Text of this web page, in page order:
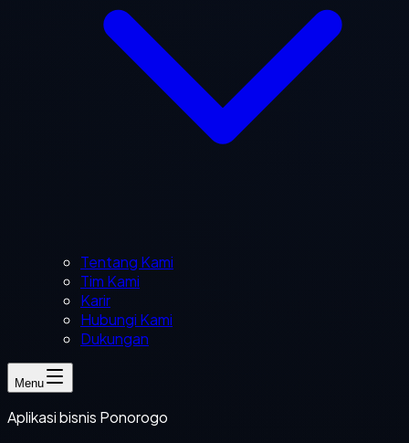
Tentang Kami
Tim Kami
Karir
Hubungi Kami
Dukungan
Menu
Aplikasi bisnis Ponorogo